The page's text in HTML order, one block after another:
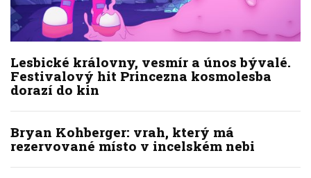
Lesbické královny, vesmír a únos bývalé.
Festivalový hit Princezna kosmolesba
dorazí do kin
Bryan Kohberger: vrah, který má
rezervované místo v incelském nebi